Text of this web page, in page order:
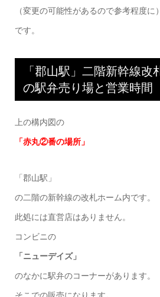
（変更の可能性があるので参考程度に）
です。
「郡山駅」二階新幹線改
の駅弁売り場と営業時間
上の構内図の
「赤丸②番の場所」
「郡山駅」
の二階の新幹線の改札ホーム内です。
此処には直営店はありません。
コンビニの
「ニューデイズ」
のなかに駅弁のコーナーがあります。